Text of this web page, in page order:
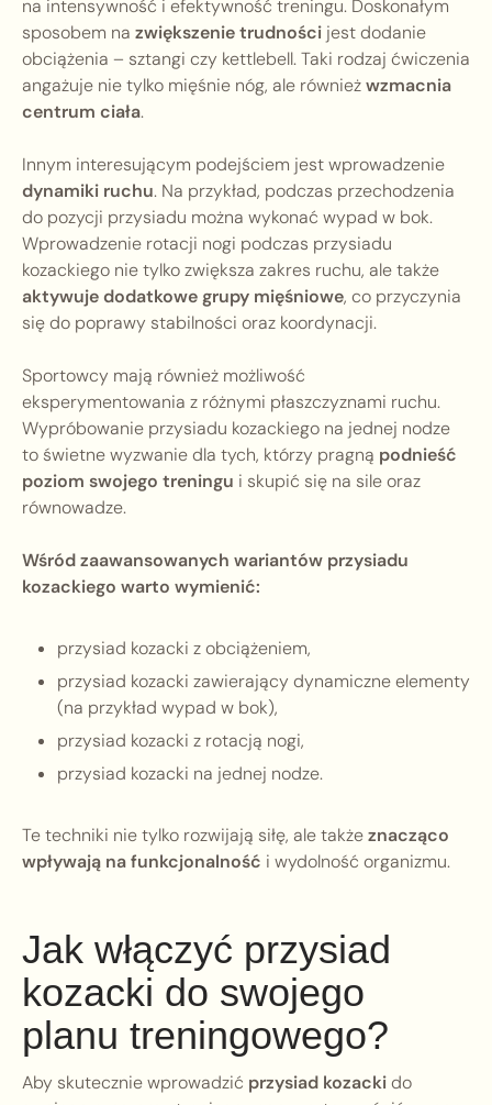
na intensywność i efektywność treningu. Doskonałym
sposobem na zwiększenie trudności jest dodanie
obciążenia – sztangi czy kettlebell. Taki rodzaj ćwiczenia
angażuje nie tylko mięśnie nóg, ale równieżwzmacnia
centrum ciała.
Innym interesującym podejściem jest wprowadzenie
dynamiki ruchu. Na przykład, podczas przechodzenia
do pozycji przysiadu można wykonać wypad w bok.
Wprowadzenie rotacji nogi podczas przysiadu
kozackiego nie tylko zwiększa zakres ruchu, ale także
aktywuje dodatkowe grupy mięśniowe, co przyczynia
się do poprawy stabilności oraz koordynacji.
Sportowcy mają również możliwość
eksperymentowania z różnymi płaszczyznami ruchu.
Wypróbowanie przysiadu kozackiego na jednej nodze
to świetne wyzwanie dla tych, którzy pragną podnieść
poziom swojego treningu i skupić się na sile oraz
równowadze.
Wśród zaawansowanych wariantów przysiadu
kozackiego warto wymienić:
przysiad kozacki z obciążeniem,
przysiad kozacki zawierający dynamiczne elementy
(na przykład wypad w bok),
przysiad kozacki z rotacją nogi,
przysiad kozacki na jednej nodze.
Te techniki nie tylko rozwijają siłę, ale takżeznacząco
wpływają na funkcjonalność i wydolność organizmu.
Jak włączyć przysiad
kozacki do swojego
planu treningowego?
Aby skutecznie wprowadzić przysiad kozackido